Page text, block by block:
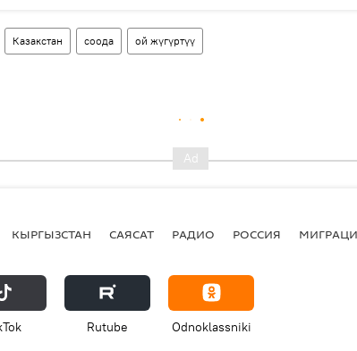
Казакстан соода ой жүгүртүү
КЫРГЫЗСТАН САЯСАТ РАДИО РОССИЯ
Rutube Odnoklassniki